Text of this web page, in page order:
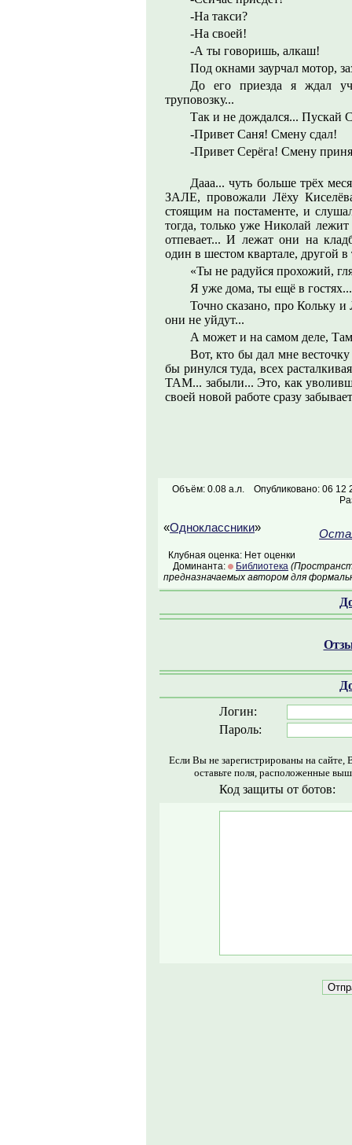
-На такси?
-На своей!
-А ты говоришь, алкаш!
Под окнами заурчал мотор,
До его приезда я ждал
труповозку...
Так и не дождался... Пускай
-Привет Саня! Смену сдал!
-Привет Серёга! Смену
Дааа... чуть больше трёх
ЗАЛЕ, провожали Лёху
стоящим на постаменте, и
тогда, только уже Николай
отпевает... И лежат они на
один в шестом квартале, другой в
«Ты не радуйся прохожий,
Я уже дома, ты ещё в
Точно сказано, про Кольку
они не уйдут...
А может и на самом деле,
Вот, кто бы дал мне
бы ринулся туда, всех
ТАМ... забыли... Это, как
своей новой работе сразу
Объём: 0.08 а.л.
Опубликовано: 06 12
«Одноклассники»
Клубная оценка: Нет оценки
Доминанта:
Библиотека
предназначаемых автором для
Логин:
Пароль:
Если Вы не зарегистрированы на
оставьте поля, расположенные
Код защиты от ботов: